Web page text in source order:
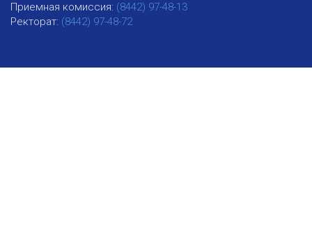
Приемная комиссия: (8442) 97-48-13
Ректорат: (8442) 97-48-72